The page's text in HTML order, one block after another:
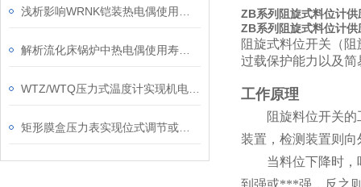
ZB系列阻旋式料位计供
ZB系列阻旋式料位计供
阻旋式料位开关（
过载保护能力以及
工作原理
阻旋料位开关
装置，检测装置则
当料位下降时
到强或***强，反之